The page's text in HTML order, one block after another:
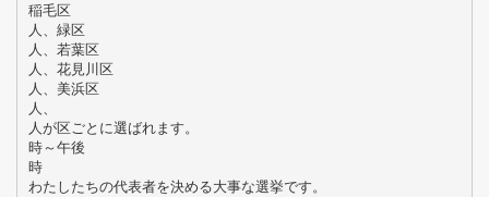
稲毛区
人、緑区
人、若葉区
人、花見川区
人、美浜区
人、
人が区ごとに選ばれます。
時～午後
時
わたしたちの代表者を決める大事な選挙です。